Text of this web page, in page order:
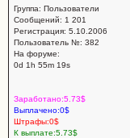
Группа: Пользователи
Сообщений: 1 201
Регистрация: 5.10.2006
Пользователь №: 382
На форуме:
0d 1h 55m 19s
Заработано:5.73$
Выплачено:0$
Штрафы:0$
К выплате:5.73$